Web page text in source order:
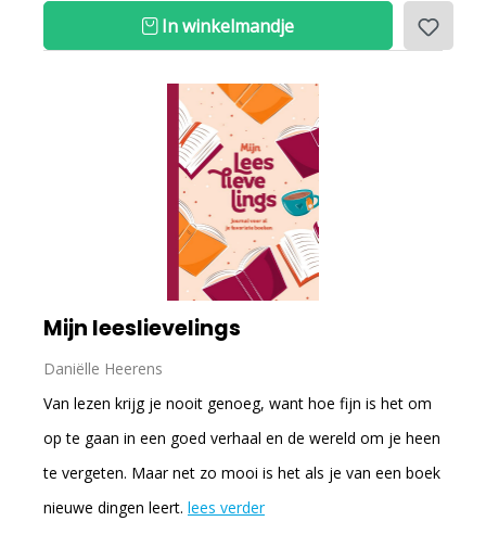
In winkelmandje
Mijn leeslievelings
Daniëlle Heerens
Van lezen krijg je nooit genoeg, want hoe fijn is het om
op te gaan in een goed verhaal en de wereld om je heen
te vergeten. Maar net zo mooi is het als je van een boek
nieuwe dingen leert. lees verder